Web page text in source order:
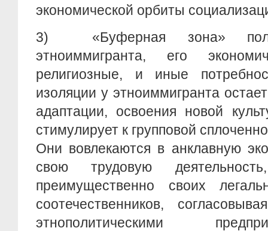
экономической орбиты
3)
«Буферная зона»
этноиммигранта, его
религиозные, и иные
изоляции у этноиммигранта
адаптации, освоения новой
стимулирует к групповой
Они вовлекаются в анклавную
свою трудовую
преимущественно своих
соотечественников,
этнополитическими